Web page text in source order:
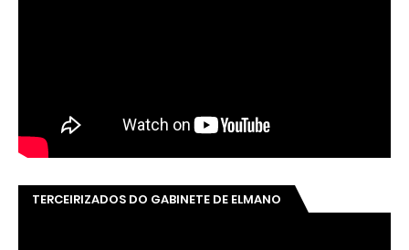
TERCEIRIZADOS DO GABINETE DE ELMANO